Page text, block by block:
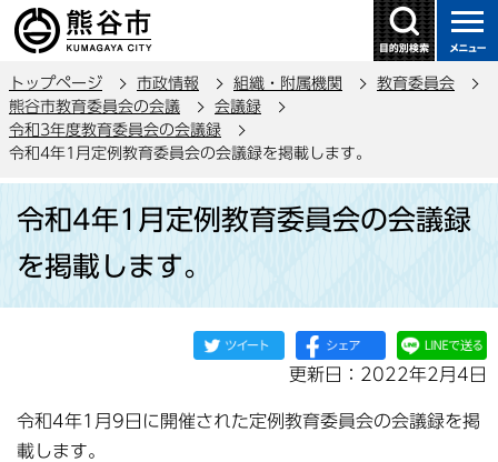
の
ー
ジ
の
先
トップページ 市政情報 組織・附属機関
教育委員会
熊谷市教育委員会の会議
会議録
令和3年度教育委員会の会議録
令和4年1月定例教育委員会の会議録を掲載します。
か
令和4年1月定例教育委員会の会議録
を掲載します。
更新日：2022年2月4日
令和4年1月9日に開催された定例教育委員会の会議録を掲
載します。